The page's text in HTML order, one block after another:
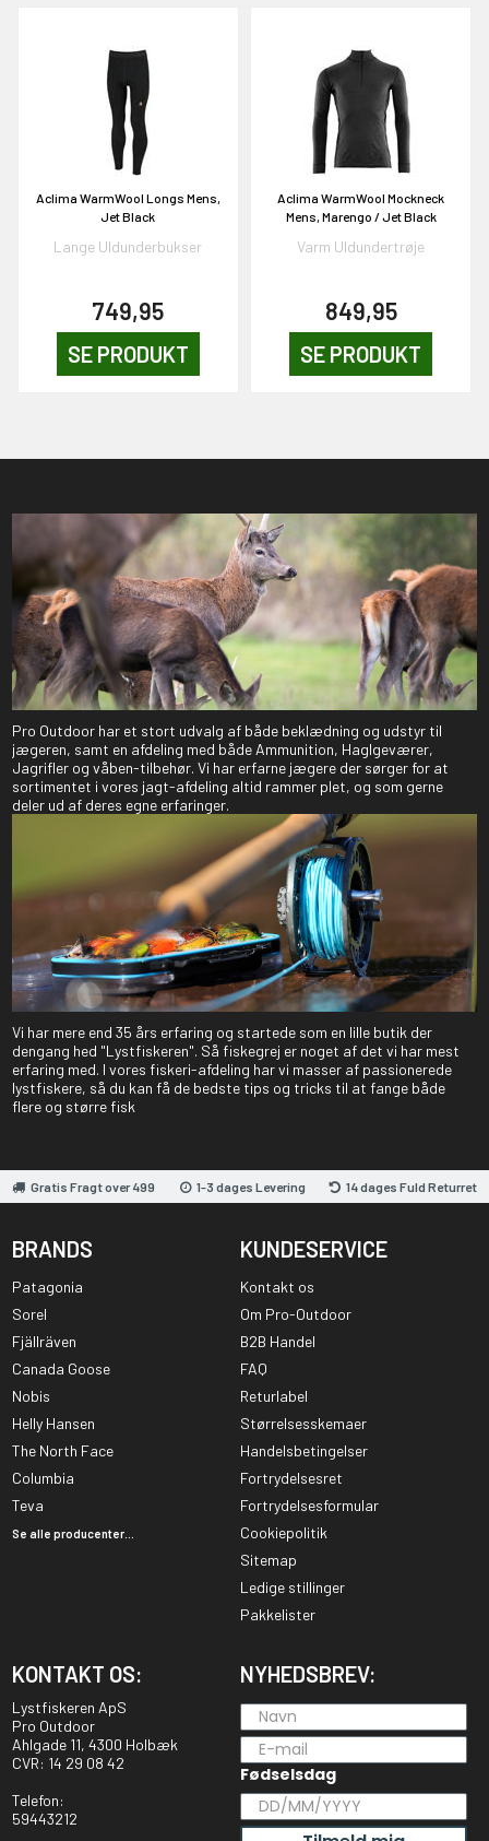
Aclima WarmWool Longs Mens,
Jet Black
Lange Uldunderbukser
749,95
SE PRODUKT
Aclima WarmWool Mockneck
Mens, Marengo / Jet Black
Varm Uldundertrøje
849,95
SE PRODUKT
Pro Outdoor har et stort udvalg af både beklædning og udstyr til
jægeren, samt en afdeling med både Ammunition, Haglgeværer,
Jagrifler og våben-tilbehør. Vi har erfarne jægere der sørger for at
sortimentet i vores jagt-afdeling altid rammer plet, og som gerne
deler ud af deres egne erfaringer.
Vi har mere end 35 års erfaring og startede som en lille butik der
dengang hed "Lystfiskeren". Så fiskegrej er noget af det vi har mest
erfaring med. I vores fiskeri-afdeling har vi masser af passionerede
lystfiskere, så du kan få de bedste tips og tricks til at fange både
flere og større fisk
Gratis Fragt over 499 1-3 dages Levering 14 dages Fuld Returret
BRANDS
Patagonia
Sorel
Fjällräven
Canada Goose
Nobis
Helly Hansen
The North Face
Columbia
Teva
Se alle producenter...
KUNDESERVICE
Kontakt os
Om Pro-Outdoor
B2B Handel
FAQ
Returlabel
Størrelsesskemaer
Handelsbetingelser
Fortrydelsesret
Fortrydelsesformular
Cookiepolitik
Sitemap
Ledige stillinger
Pakkelister
KONTAKT OS:
Lystfiskeren ApS
Pro Outdoor
Ahlgade 11, 4300 Holbæk
CVR: 14 29 08 42
Telefon:
59443212
NYHEDSBREV:
Fødselsdag